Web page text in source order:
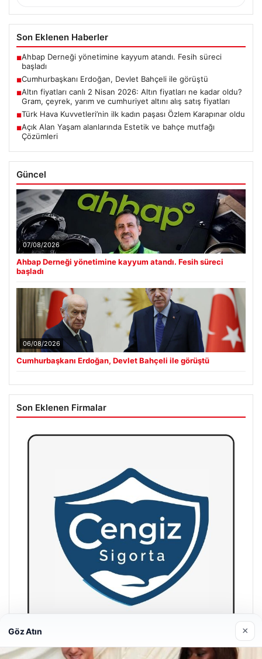
Son Eklenen Haberler
■Ahbap Derneği yönetimine kayyum atandı. Fesih süreci
başladı
■Cumhurbaşkanı Erdoğan, Devlet Bahçeli ile görüştü
■Altın fiyatları canlı 2 Nisan 2026: Altın fiyatları ne kadar oldu?
Gram, çeyrek, yarım ve cumhuriyet altını alış satış fiyatları
■Türk Hava Kuvvetleri’nin ilk kadın paşası Özlem Karapınar oldu
■Açık Alan Yaşam alanlarında Estetik ve bahçe mutfağı
Çözümleri
Güncel
07/08/2026
Ahbap Derneği yönetimine kayyum atandı. Fesih süreci
başladı
06/08/2026
Cumhurbaşkanı Erdoğan, Devlet Bahçeli ile görüştü
Son Eklenen Firmalar
Göz Atın ×